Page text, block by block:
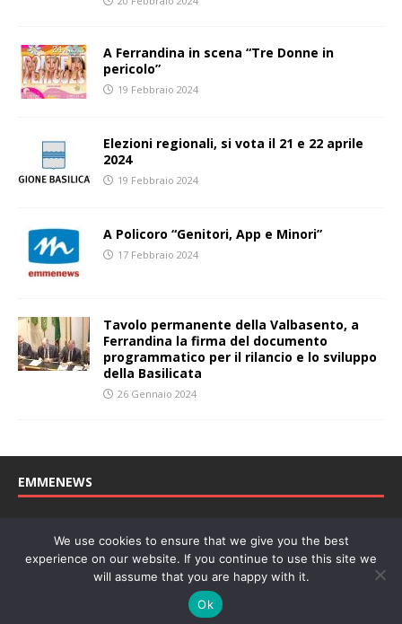
A Ferrandina in scena “Tre Donne in
pericolo”
19 Febbraio 2024
Elezioni regionali, si vota il 21 e 22 aprile
2024
19 Febbraio 2024
A Policoro “Genitori, App e Minori”
17 Febbraio 2024
Tavolo permanente della Valbasento, a
Ferrandina la firma del documento
programmatico per il rilancio e lo sviluppo
della Basilicata
26 Gennaio 2024
EMMENEWS
27/04/2011. Direttore Responsabile: Concetta Monzo, Editore: Deah
soc. coop. P. Iva: 01219430772
, un marchio di
We use cookies to ensure that we give you the best
experience on our website. If you continue to use this site we
will assume that you are happy with it.
Ok